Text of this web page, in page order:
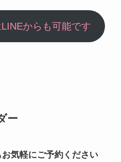
からも可能です
ー
気軽にご予約ください